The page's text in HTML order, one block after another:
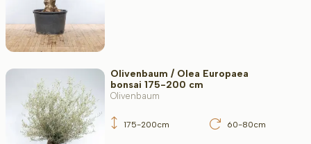
Olivenbaum / Olea Europaea
bonsai 175-200 cm
Olivenbaum
175-200cm 60-80cm